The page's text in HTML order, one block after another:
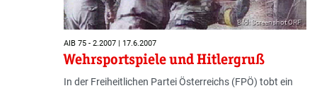
Bild: Screenshot ORF
AIB 75 - 2.2007 | 17.6.2007
Wehrsportspiele und Hitlergruß
In der Freiheitlichen Partei Österreichs (FPÖ) tobt ein